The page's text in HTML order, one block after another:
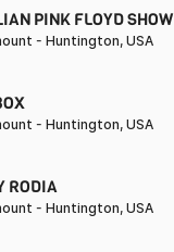
PINK FLOYD SHOW
- Huntington, USA
- Huntington, USA
RODIA
- Huntington, USA